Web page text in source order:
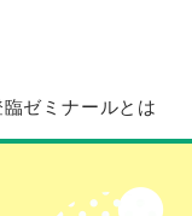
臨ゼミナールとは